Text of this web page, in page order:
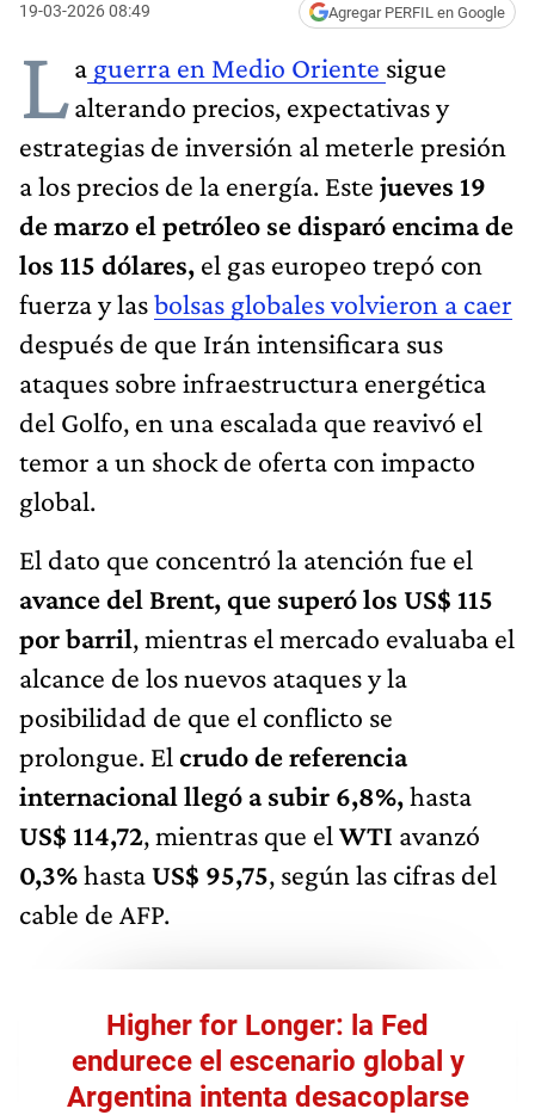
19-03-2026 08:49 Agregar PERFIL en Google
La guerra en Medio Oriente sigue
alterando precios, expectativas y
estrategias de inversión al meterle presión
a los precios de la energía. Este jueves 19
de marzo el petróleo se disparó encima de
los 115 dólares, el gas europeo trepó con
fuerza y lasbolsas globales volvieron a caer
después de que Irán intensificara sus
ataques sobre infraestructura energética
del Golfo, en una escalada que reavivó el
temor a un shock de oferta con impacto
global.
El dato que concentró la atención fue el
avance del Brent, que superó los US$ 115
por barril, mientras el mercado evaluaba el
alcance de los nuevos ataques y la
posibilidad de que el conflicto se
prolongue. El crudo de referencia
internacional llegó a subir 6,8%,hasta
US$ 114,72, mientras que el WTI avanzó
0,3%hastaUS$ 95,75, según las cifras del
cable de AFP.
Higher for Longer: la Fed
endurece el escenario global y
Argentina intenta desacoplarse